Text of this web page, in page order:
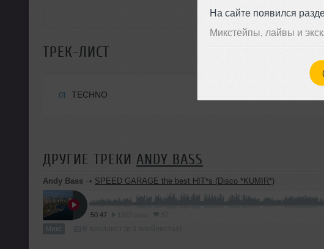
На сайте появился
Микстейпы, лайвы и
ТРЕК-ЛИСТ
01 TECHNO
ДРУГИЕ ТРЕКИ ANDY BASS
Andy Bass ➝ SPEED GARAGE the best HIT*s (Disco *KUMIR*)
50:47
Микс